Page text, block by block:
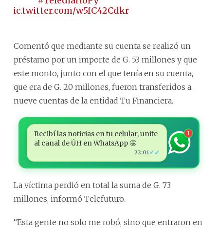
pic.twitter.com/w5fC42Cdkr
Comentó que mediante su cuenta se realizó un
préstamo por un importe de G. 53 millones y que
este monto, junto con el que tenía en su cuenta,
que era de G. 20 millones, fueron transferidos a
nueve cuentas de la entidad Tu Financiera.
Recibí las noticias en tu celular, unite
al canal de ÚH en WhatsApp 🤩
22:01 ✓✓
1
La víctima perdió en total la suma de G. 73
millones, informó Telefuturo.
“Esta gente no solo me robó, sino que entraron en